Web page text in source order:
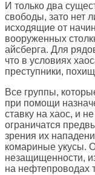
И только два
свободы, зато нет
исходящие от
вооруженных
айсберга. Для
что в условиях
преступники,
Все группы,
при помощи
ставку на хаос, и
ограничатся
зрения их
комариные укусы.
незащищенности,
на нефтепроводах